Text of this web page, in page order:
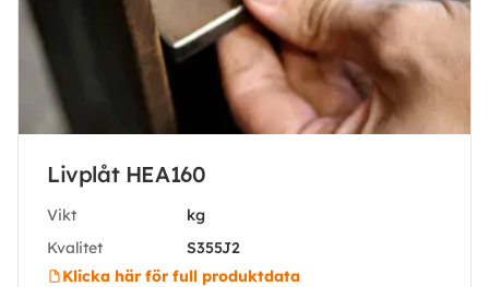
Livplåt HEA160
Vikt
kg
Kvalitet
S355J2
Klicka här för full produktdata